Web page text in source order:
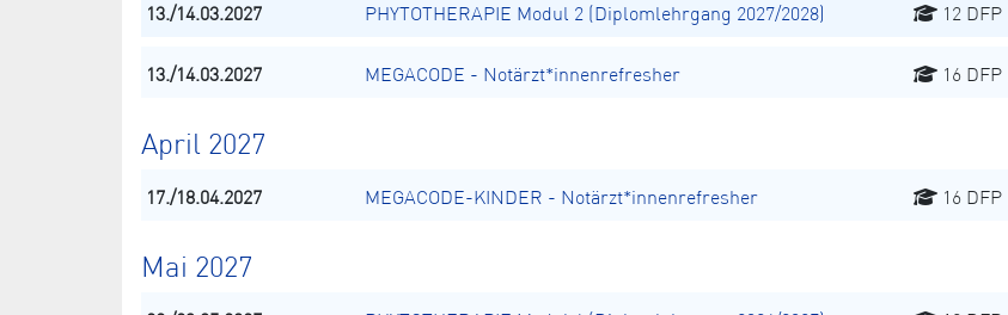
13./14.03.2027 PHYTOTHERAPIE Modul 2 (Diplomlehrgang 2027/2028) 12 DFP |
13./14.03.2027 MEGACODE - Notärzt*innenrefresher 16 DFP |
April 2027
17./18.04.2027 MEGACODE-KINDER - Notärzt*innenrefresher 16 DFP |
Mai 2027